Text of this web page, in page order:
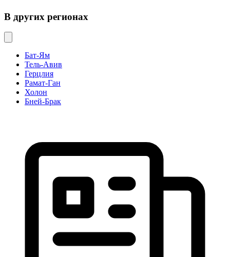
В других регионах
Бат-Ям
Тель-Авив
Герцлия
Рамат-Ган
Холон
Бней-Брак